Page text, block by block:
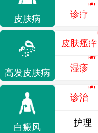
皮肤病 诊疗
高发皮肤病
皮肤瘙痒
湿疹
白癜风
诊治
护理